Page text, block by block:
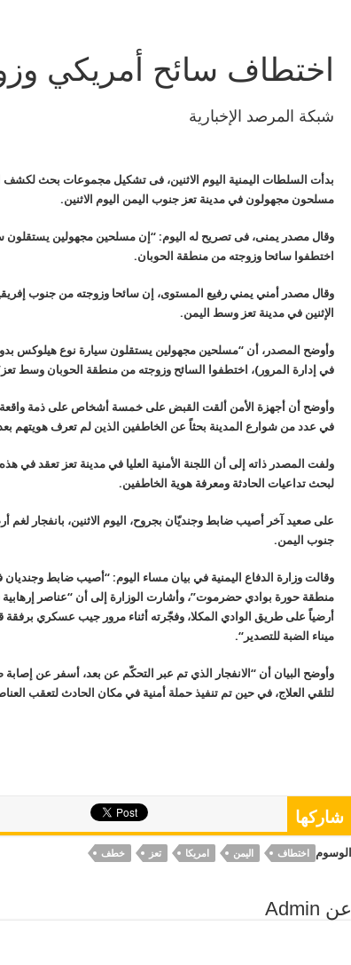
اختطاف سائح أمريكي
شبكة المرصد الإخبارية
بدأت السلطات اليمنية اليوم الاثنين، فى تشكيل مجموعات بحث
مسلحون مجهولون في مدينة تعز جنوب اليمن اليوم الاثنين.
وقال مصدر يمنى، فى تصريح له اليوم: “إن مسلحين مجهولين يستقلون
اختطفوا سائحا وزوجته من منطقة الحوبان.
وقال مصدر أمني يمني رفيع المستوى، إن سائحا وزوجته من جنوب
الإثنين في مدينة تعز وسط اليمن.
وأوضح المصدر، أن “مسلحين مجهولين يستقلون سيارة نوع هيلوكس
في إدارة المرور)، اختطفوا السائح وزوجته من منطقة الحوبان وسط
وأوضح أن أجهزة الأمن ألقت القبض على خمسة أشخاص على ذمة
في عدد من شوارع المدينة بحثاً عن الخاطفين الذين لم تعرف هويتهم
لبحث تداعيات الحادثة ومعرفة هوية الخاطفين.
على صعيد آخر أصيب ضابط وجنديّان بجروح، اليوم الاثنين، بانفجار
جنوب اليمن.
وقالت وزارة الدفاع اليمنية في بيان مساء اليوم: “أصيب ضابط
منطقة حورة بوادي حضرموت”، وأشارت الوزارة إلى أن “عناصر
أرضياً على طريق الوادي المكلا، وفجّرته أثناء مرور جيب عسكري
ميناء الضبة للتصدير“.
وأوضح البيان أن “الانفجار الذي تم عبر التحكّم عن بعد، أسفر عن
لتلقي العلاج، في حين تم تنفيذ حملة أمنية في مكان الحادث لتعقب
شاركها
الوسوم اختطاف اليمن امريكا تعز خطف
عن Admin